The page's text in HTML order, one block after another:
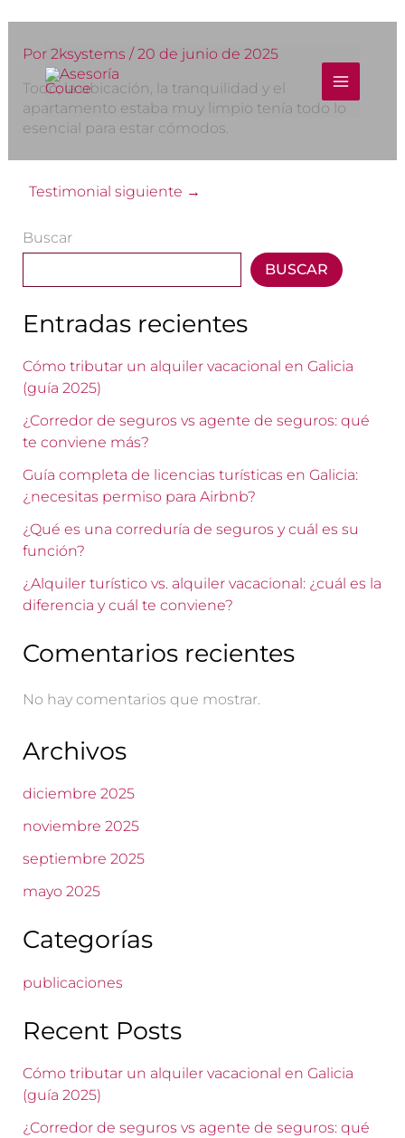
contenido
MAIN
MENU
Por 2ksystems /20 de junio de 2025
Todo, la ubicación, la tranquilidad y el
apartamento estaba muy limpio tenía todo lo
esencial para estar cómodos.
Testimonial siguiente →
Buscar
BUSCAR
Entradas recientes
Cómo tributar un alquiler vacacional en Galicia
(guía 2025)
¿Corredor de seguros vs agente de seguros: qué
te conviene más?
Guía completa de licencias turísticas en Galicia:
¿necesitas permiso para Airbnb?
¿Qué es una correduría de seguros y cuál es su
función?
¿Alquiler turístico vs. alquiler vacacional: ¿cuál es la
diferencia y cuál te conviene?
Comentarios recientes
No hay comentarios que mostrar.
Archivos
diciembre 2025
noviembre 2025
septiembre 2025
mayo 2025
Categorías
publicaciones
Recent Posts
Cómo tributar un alquiler vacacional en Galicia
(guía 2025)
¿Corredor de seguros vs agente de seguros: qué